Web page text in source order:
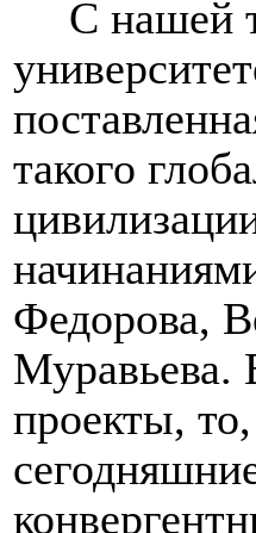
С нашей
такого
Федорова,
Муравьева.
проекты,